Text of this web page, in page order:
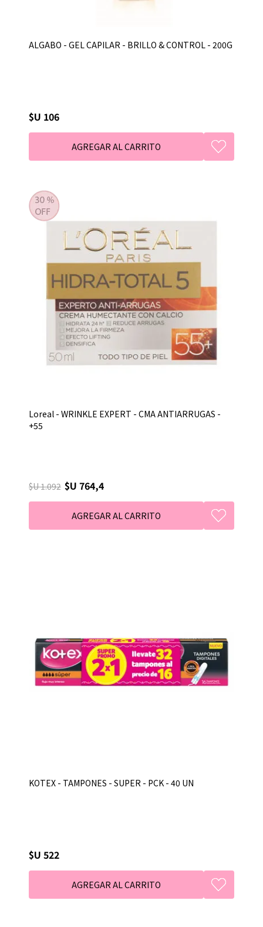
ALGABO - GEL CAPILAR - BRILLO & CONTROL - 200G
$U 106
Loreal - WRINKLE EXPERT - CMA ANTIARRUGAS -
+55
$U 1.092 $U 764,4
KOTEX - TAMPONES - SUPER - PCK - 40 UN
$U 522